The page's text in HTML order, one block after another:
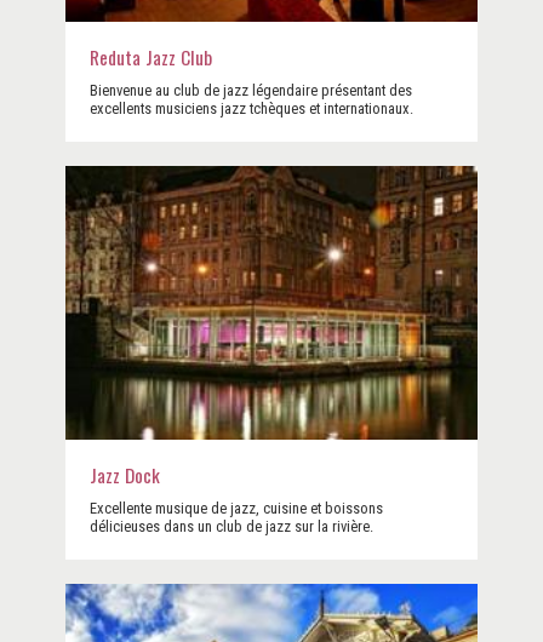
Reduta Jazz Club
Bienvenue au club de jazz légendaire présentant des
excellents musiciens jazz tchèques et internationaux.
Jazz Dock
Excellente musique de jazz, cuisine et boissons
délicieuses dans un club de jazz sur la rivière.